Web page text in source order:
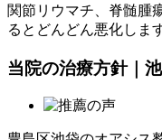
関節リウマチ、脊髄腫
るとどんどん悪化しま
当院の治療方針｜